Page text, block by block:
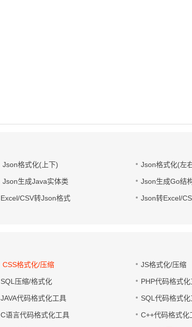
Json格式化(上下) Json格式化(左
Json生成Java实体类 Json生成Go结
Excel/CSV转Json格式 Json转Excel/
CSS格式化/压缩 JS格式化/压缩
SQL压缩/格式化 PHP代码格式
JAVA代码格式化工具 SQL代码格式化
C语言代码格式化工具 C++代码格式化